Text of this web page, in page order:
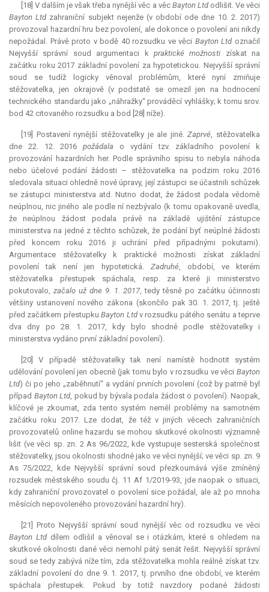
[18] V dalším je však třeba nynější věc a věc Bayton Ltdodlišit. Ve věci
Bayton Ltd zahraniční subjekt nejenže (v období ode dne 10. 2. 2017)
provozoval hazardní hru bez povolení, ale dokonce o povolení ani nikdy
nepožádal. Právě proto v bodě 40 rozsudku ve věci Bayton Ltd označil
Nejvyšší správní soud argumentaci kpraktické možnosti získat na
začátku roku 2017 základní povolení za hypotetickou. Nejvyšší správní
soud se tudíž logicky věnoval problémům, které nyní zmiňuje
stěžovatelka, jen okrajově (v podstatě se omezil jen na hodnocení
technického standardu jako „náhražky“ prováděcí vyhlášky; k tomu srov.
bod 42 citovaného rozsudku a bod [28] níže).
[19] Postavení nynější stěžovatelky je ale jiné.Zaprvé, stěžovatelka
dne 22. 12. 2016požádala o vydání tzv. základního povolení k
provozování hazardních her. Podle správního spisu to nebyla náhoda
nebo účelové podání žádosti – stěžovatelka na podzim roku 2016
sledovala situaci ohledně nové úpravy, její zástupci se účastnili schůzek
se zástupci ministerstva atd. Nutno dodat, že žádost podala vědomě
neúplnou, nic jiného ale podle ní nezbývalo (k tomu opakovaně uvedla,
že neúplnou žádost podala právě na základě ujištění zástupce
ministerstva na jedné z těchto schůzek, že podání byť neúplné žádosti
před koncem roku 2016 ji uchrání před případnými pokutami).
Argumentace stěžovatelky k praktické možnosti získat základní
povolení tak není jen hypotetická. Zadruhé, období, ve kterém
stěžovatelka přestupek spáchala, resp. za které ji ministerstvo
pokutovalo, začalo už dne 9. 1. 2017, tedy těsně po začátku účinnosti
většiny ustanovení nového zákona (skončilo pak 30. 1. 2017, tj. ještě
před začátkem přestupkuBayton Ltdv rozsudku pátého senátu a teprve
dva dny po 28. 1. 2017, kdy bylo shodně podle stěžovatelky i
ministerstva vydáno první základní povolení).
[20] V případě stěžovatelky tak není namístě hodnotit systém
udělování povolení jen obecně (jak tomu bylo v rozsudku ve věci Bayton
Ltd) či po jeho „zaběhnutí“ a vydání prvních povolení (což by patrně byl
případ Bayton Ltd, pokud by bývala podala žádost o povolení). Naopak,
klíčové je zkoumat, zda tento systém neměl problémy na samotném
začátku roku 2017. Lze dodat, že též v jiných věcech zahraničních
provozovatelů online hazardu se mohou skutkové okolnosti významně
lišit (ve věci sp. zn. 2 As 96/2022, kde vystupuje sesterská společnost
stěžovatelky, jsou okolnosti shodné jako ve věci nynější; ve věci sp. zn. 9
As 75/2022, kde Nejvyšší správní soud přezkoumává výše zmíněný
rozsudek městského soudu čj. 11 Af 1/2019-93, jde naopak o situaci,
kdy zahraniční provozovatel o povolení sice požádal, ale až po mnoha
měsících nepovoleného provozování hazardní hry).
[21] Proto Nejvyšší správní soud nynější věc od rozsudku ve věci
Bayton Ltddílem odlišil a věnoval se i otázkám, které s ohledem na
skutkové okolnosti dané věci nemohl pátý senát řešit. Nejvyšší správní
soud se tedy zabývá níže tím, zda stěžovatelka mohla reálně získat tzv.
základní povolení do dne 9. 1. 2017, tj. prvního dne období, ve kterém
spáchala přestupek. Pokud by totiž navzdory podané žádosti